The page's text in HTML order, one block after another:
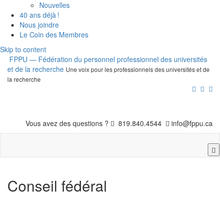
Nouvelles
40 ans déjà !
Nous joindre
Le Coin des Membres
Skip to content
FPPU — Fédération du personnel professionnel des universités
et de la recherche Une voix pour les professionnels des universités et de
la recherche
Vous avez des questions ? 819.840.4544 info@fppu.ca
Conseil fédéral